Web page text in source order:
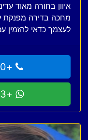
מחכה בדירה מפנקת
לעצמך כדאי להזמין
+972503274580
+972528637433